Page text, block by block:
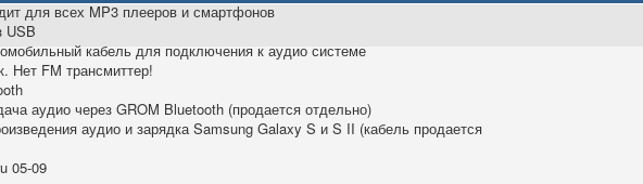
для всех MP3 плееров и смартфонов
USB
кабель для подключения к аудио системе
Нет FM трансмиттер!
аудио через GROM Bluetooth (продается отдельно)
аудио и зарядка Samsung Galaxy S и S II (кабель продается
05-09